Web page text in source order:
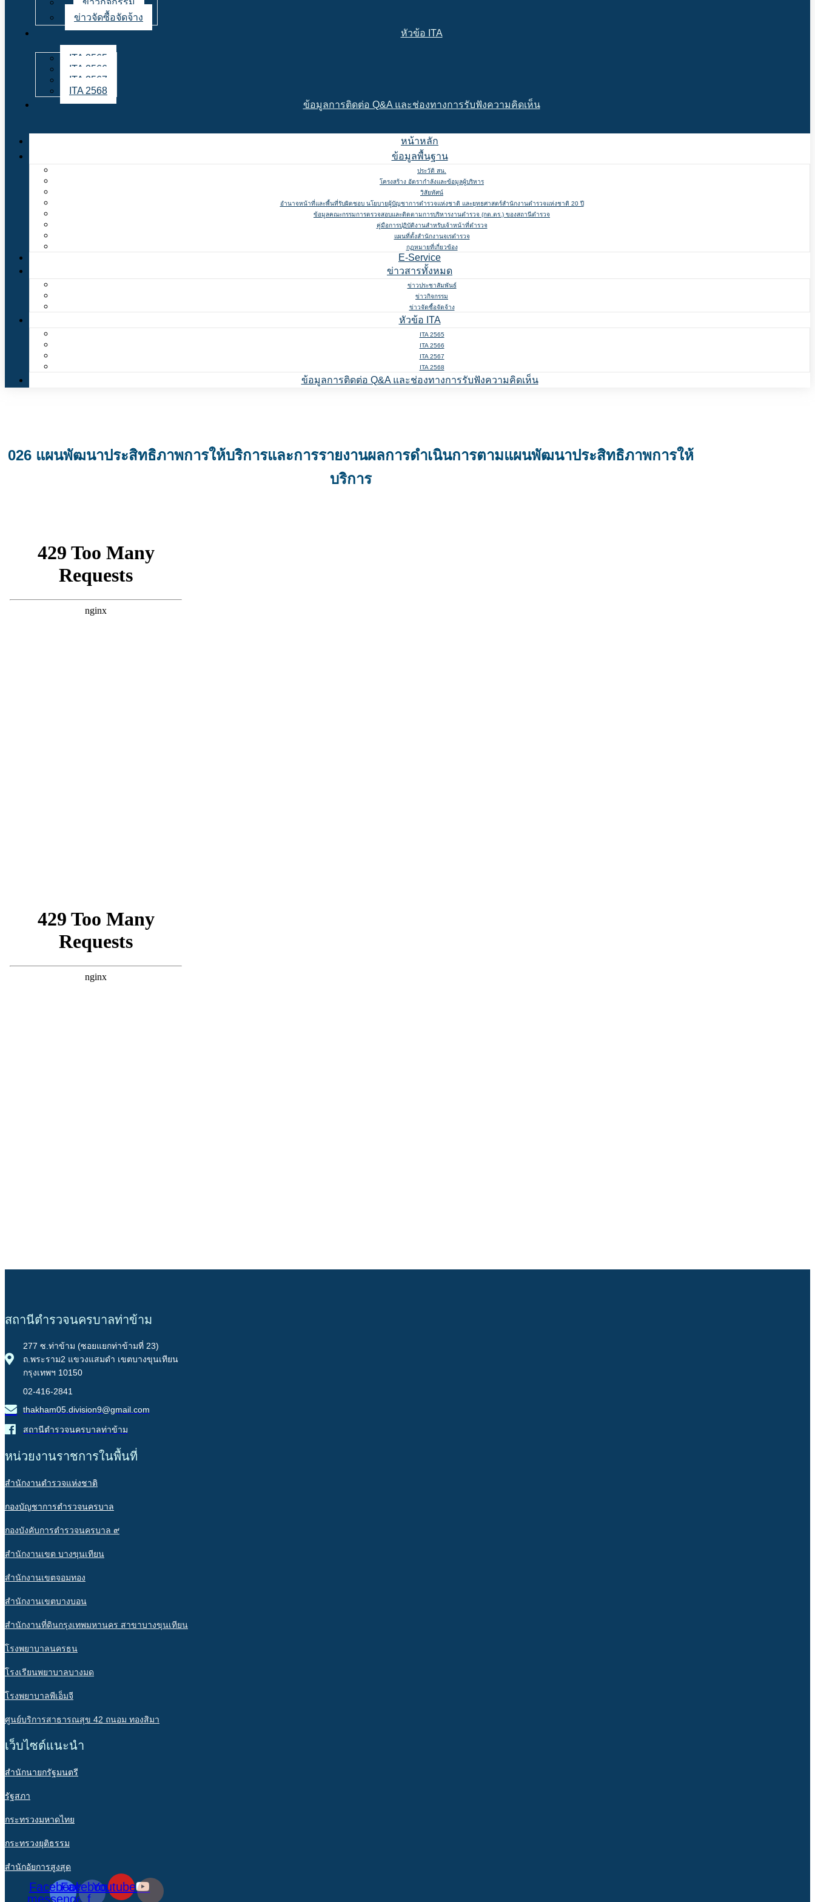
ข่าวกิจกรรม
ข่าวจัดซื้อจัดจ้าง
หัวข้อ ITA
ITA 2565
ITA 2566
ITA 2567
ITA 2568
ข้อมูลการติดต่อ Q&A และช่องทางการรับฟังความคิดเห็น
หน้าหลัก
ข้อมูลพื้นฐาน
ประวัติ สน.
โครงสร้าง อัตรากำลังและข้อมูลผู้บริหาร
วิสัยทัศน์
อำนาจหน้าที่และพื้นที่รับผิดชอบ นโยบายผู้บัญชาการตำรวจแห่งชาติ และยุทธศาสตร์สำนักงานตำรวจแห่งชาติ 20 ปี
ข้อมูลคณะกรรมการตรวจสอบและติดตามการบริหารงานตำรวจ (กต.ตร.) ของสถานีตำรวจ
คู่มือการปฏิบัติงานสำหรับเจ้าหน้าที่ตำรวจ
แผนที่ตั้งสำนักงานจเรตำรวจ
กฏหมายที่เกี่ยวข้อง
E-Service
ข่าวสารทั้งหมด
ข่าวประชาสัมพันธ์
ข่าวกิจกรรม
ข่าวจัดซื้อจัดจ้าง
หัวข้อ ITA
ITA 2565
ITA 2566
ITA 2567
ITA 2568
ข้อมูลการติดต่อ Q&A และช่องทางการรับฟังความคิดเห็น
026 แผนพัฒนาประสิทธิภาพการให้บริการและการรายงานผลการดำเนินการตามแผนพัฒนาประสิทธิภาพการให้
บริการ
สถานีตำรวจนครบาลท่าข้าม
277 ซ.ท่าข้าม (ซอยแยกท่าข้ามที่ 23)
ถ.พระราม2 แขวงแสมดำ เขตบางขุนเทียน
กรุงเทพฯ 10150
02-416-2841
thakham05.division9@gmail.com
สถานีตำรวจนครบาลท่าข้าม
หน่วยงานราชการในพื้นที่
สำนักงานตำรวจแห่งชาติ
กองบัญชาการตำรวจนครบาล
กองบังคับการตำรวจนครบาล ๙
สำนักงานเขต บางขุนเทียน
สำนักงานเขตจอมทอง
สำนักงานเขตบางบอน
สำนักงานที่ดินกรุงเทพมหานคร สาขาบางขุนเทียน
โรงพยาบาลนครธน
โรงเรียนพยาบาลบางมด
โรงพยาบาลพีเอ็มจี
ศูนย์บริการสาธารณสุข 42 ถนอม ทองสิมา
เว็บไซต์แนะนำ
สำนักนายกรัฐมนตรี
รัฐสภา
กระทรวงมหาดไทย
กระทรวงยุติธรรม
สำนักอัยการสูงสุด
Facebook-
messenger
Facebook-
f
Youtube